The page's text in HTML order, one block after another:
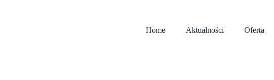
Home
Aktualności Oferta